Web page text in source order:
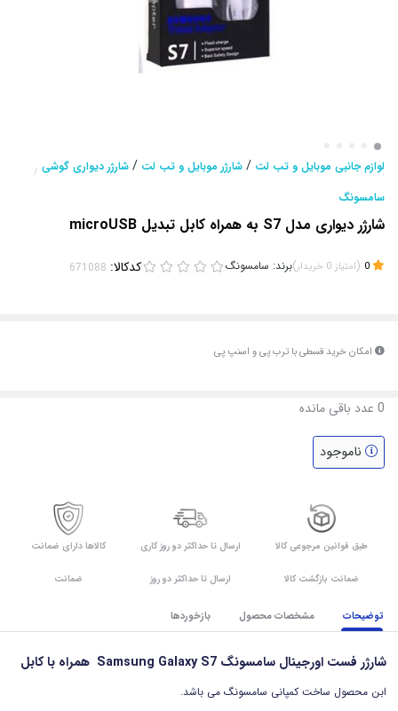
لوازم جانبی موبایل و تب لت / شارژر موبایل و تب لت / شارژر دیواری گوشی /
سامسونگ
شارژر دیواری مدل S7 به همراه کابل تبدیل microUSB
(امتیاز 0 خریدار)برند: سامسونگ کدکالا:
امکان خرید قسطی با ترب پی و اسنپ پی
0 عدد باقی مانده
ناموجود
طبق قوانین مرجوعی کالا
ضمانت بازگشت کالا
ارسال تا حداکثر دو روز کاری
ارسال تا حداکثر دو روز
کالاها دارای ضمانت
ضمانت
توضیحات مشخصات محصول بازخوردها
شارژر فست اورجینال سامسونگ Samsung Galaxy S7 ­ همراه با کابل
ابن محصول ساخت کمپانی سامسونگ می باشد.